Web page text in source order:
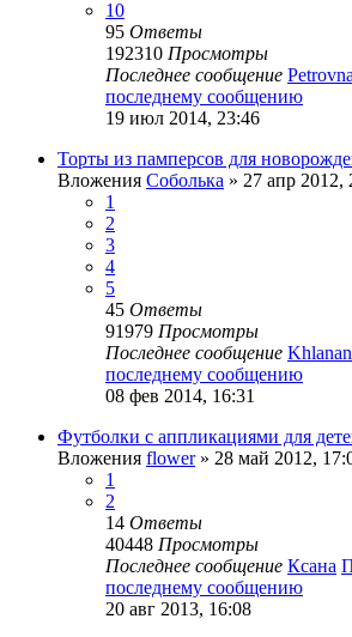
10
95 Ответы
192310 Просмотры
Последнее сообщение Petrovna
последнему сообщению
19 июл 2014, 23:46
Торты из памперсов для
Вложения Соболька » 27 апр 2012,
1
2
3
4
5
45 Ответы
91979 Просмотры
Последнее сообщение Khlanan
последнему сообщению
08 фев 2014, 16:31
Футболки с аппликациями для
Вложения flower» 28 май 2012,
1
2
14 Ответы
40448 Просмотры
Последнее сообщение Ксана
последнему сообщению
20 авг 2013, 16:08